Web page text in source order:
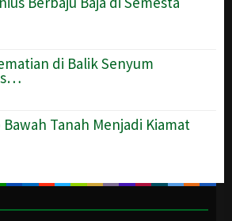
di Balik Senyum
Bawah Tanah Menjadi Kiamat